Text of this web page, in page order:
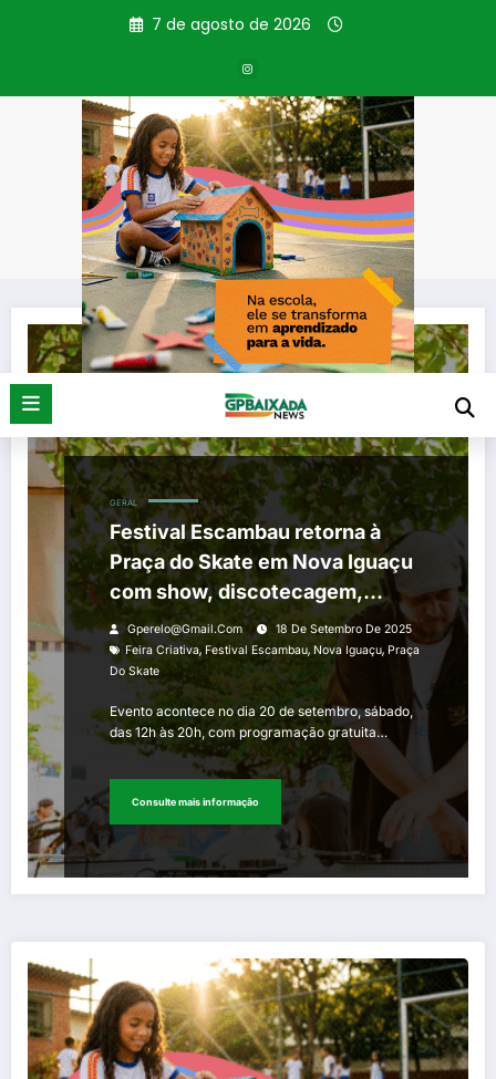
7 de agosto de 2026
Tag: feira criativa
Página inicial feira criativa
GERAL
Festival Escambau retorna à
Praça do Skate em Nova Iguaçu
com show, discotecagem,
exposição, feira criativa e
atividades infantis
Gperelo@gmail.com
18 De Setembro De 2025
Feira Criativa, Festival Escambau, Nova Iguaçu, Praça
Do Skate
Evento acontece no dia 20 de setembro, sábado,
das 12h às 20h, com programação gratuita…
Consulte mais informação